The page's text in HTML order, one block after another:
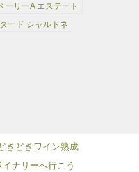
リーA エステート
ード シャルドネ
きどきワイン熟成
イナリーへ行こう